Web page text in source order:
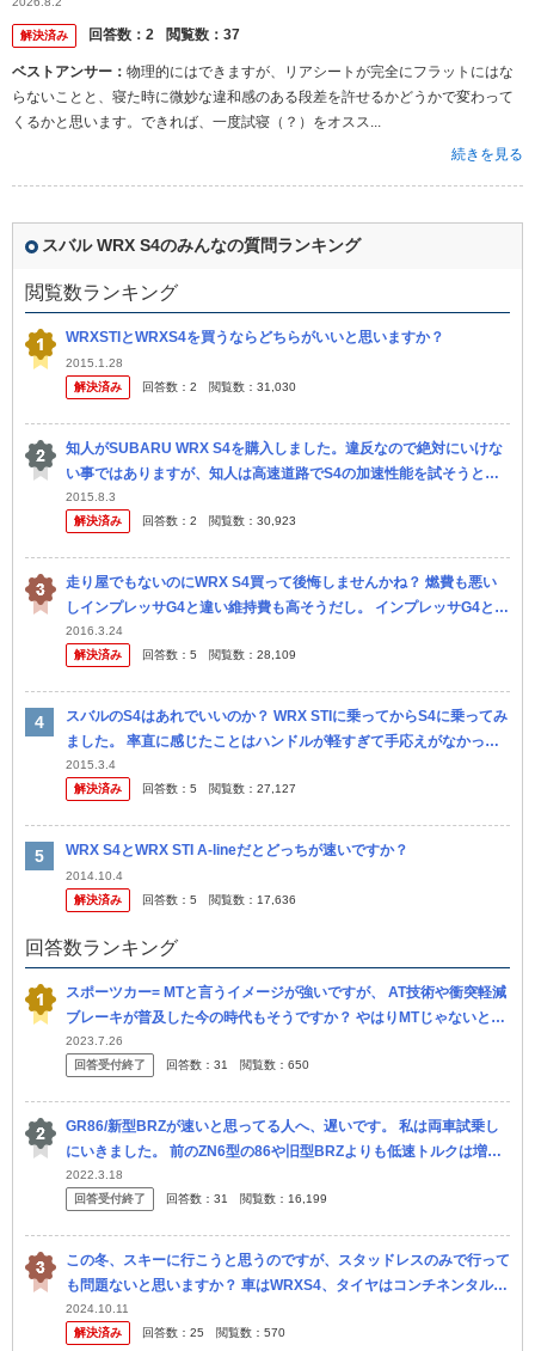
解決済み 回答数： 2 閲覧数： 37
ベストアンサー： 物理的にはできますが、リアシートが完全にフラットにはな
らないことと、寝た時に微妙な違和感のある段差を許せるかどうかで変わって
くるかと思います。できれば、一度試寝（？）をオスス...
続きを見る
スバル WRX S4のみんなの質問ランキング
閲覧数ランキング
WRXSTIとWRXS4を買うならどちらがいいと思いますか？
2015.1.28
解決済み
回答数： 2 閲覧数： 31,030
知人がSUBARU WRX S4を購入しました。違反なので絶対にいけな
い事ではありますが、知人は高速道路でS4の加速性能を試そうとア
クセルを踏み続けたところ、180km/hに到達しても全くリミッ...
2015.8.3
解決済み
回答数： 2 閲覧数： 30,923
走り屋でもないのにWRX S4買って後悔しませんかね？ 燃費も悪い
しインプレッサG4と違い維持費も高そうだし。 インプレッサG4とW
RX S4は見た目はS4のほうが好きです。 スピードガンガ...
2016.3.24
解決済み
回答数： 5 閲覧数： 28,109
スバルのS4はあれでいいのか？ WRX STIに乗ってからS4に乗ってみ
ました。 率直に感じたことはハンドルが軽すぎて手応えがなかった
ことです。 足回りも柔かったです。 STIで結構な重量感とス...
2015.3.4
解決済み
回答数： 5 閲覧数： 27,127
WRX S4とWRX STI A-lineだとどっちが速いですか？
2014.10.4
解決済み
回答数： 5 閲覧数： 17,636
回答数ランキング
スポーツカー= MTと言うイメージが強いですが、 AT技術や衝突軽減
ブレーキが普及した今の時代もそうですか？ やはりMTじゃないとス
ポーツカーと言わないですか？ SUBARUのWRX S4の...
2023.7.26
回答受付終了
回答数： 31 閲覧数： 650
GR86/新型BRZが速いと思ってる人へ、遅いです。 私は両車試乗し
にいきました。 前のZN6型の86や旧型BRZよりも低速トルクは増
し、加速も良くなり、内装も良いです。 ただ、2400ccも...
2022.3.18
回答受付終了
回答数： 31 閲覧数： 16,199
この冬、スキーに行こうと思うのですが、スタッドレスのみで行って
も問題ないと思いますか？ 車はWRXS4、タイヤはコンチネンタルN
C6です。
2024.10.11
解決済み
回答数： 25 閲覧数： 570